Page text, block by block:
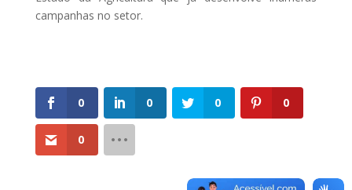
campanhas no setor.
0 0 0 0
0